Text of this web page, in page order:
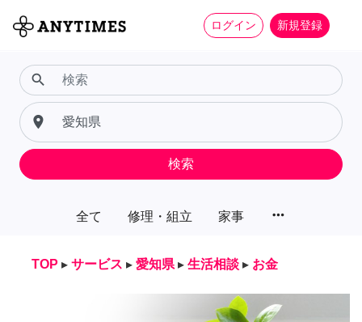
ログイン 新規登録
全て 修理・組立 家事 more_horiz
search
place
検索
TOP ▸ サービス ▸ 愛知県 ▸ 生活相談 ▸ お金